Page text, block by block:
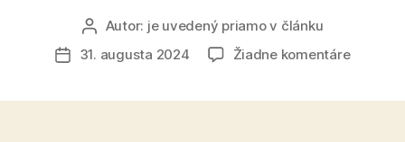
Autor
článku
Autor: je uvedený priamo v článku
Dátum
31. augusta 2024 Žiadne komentárena